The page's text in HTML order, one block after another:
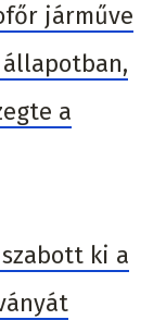
járműve
a
ki a